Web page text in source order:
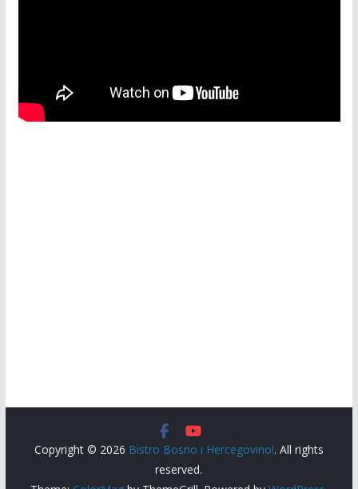
Copyright © 2026 Bistro Bosno i Hercegovino!. All rights
reserved.